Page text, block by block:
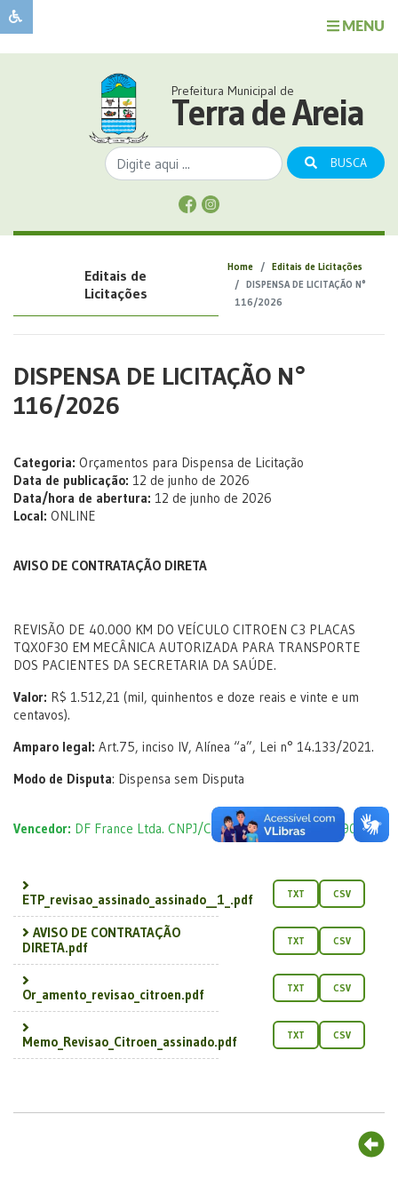
MENU
Sobre
Sobre
Prefeitura Municipal de
Terra de Areia
BUSCA
Editais de
Licitações
Home
Editais de Licitações
DISPENSA DE LICITAÇÃO N°
116/2026
DISPENSA DE LICITAÇÃO N°
116/2026
Categoria: Orçamentos para Dispensa de Licitação
Data de publicação: 12 de junho de 2026
Data/hora de abertura: 12 de junho de 2026
Local: ONLINE
AVISO DE CONTRATAÇÃO DIRETA
REVISÃO DE 40.000 KM DO VEÍCULO CITROEN C3 PLACAS
TQX0F30 EM MECÂNICA AUTORIZADA PARA TRANSPORTE
DOS PACIENTES DA SECRETARIA DA SAÚDE.
Valor: R$ 1.512,21 (mil, quinhentos e doze reais e vinte e um
centavos).
Amparo legal: Art.75, inciso IV, Alínea “a”, Lei n° 14.133/2021.
Modo de Disputa: Dispensa sem Disputa
Vencedor: DF France Ltda. CNPJ/CPF: 51.718.442/0002-90
ETP_revisao_assinado_assinado__1_.pdf TXT CSV
AVISO DE CONTRATAÇÃO
DIRETA.pdf
TXT CSV
Or_amento_revisao_citroen.pdf TXT CSV
Memo_Revisao_Citroen_assinado.pdf TXT CSV